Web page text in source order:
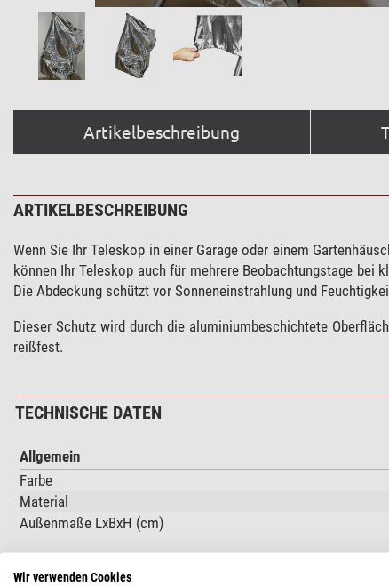
Artikelbeschreibung
ARTIKELBESCHREIBUNG
Wenn Sie Ihr Teleskop in einer Garage oder einem
können Ihr Teleskop auch für mehrere Beobachtungstage
Die Abdeckung schützt vor Sonneneinstrahlung und
Dieser Schutz wird durch die aluminiumbeschichtete
reißfest.
TECHNISCHE DATEN
Allgemein
Farbe
Material
Außenmaße LxBxH (cm)
Wir verwenden Cookies